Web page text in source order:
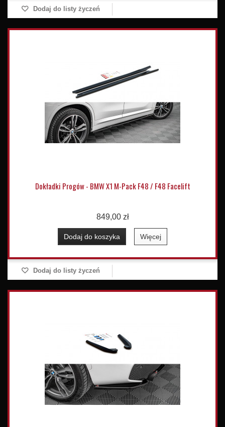
Dodaj do listy życzeń
Dokładki Progów - BMW X1 M-Pack F48 / F48 Facelift
849,00 zł
Dodaj do koszyka Więcej
Dodaj do listy życzeń